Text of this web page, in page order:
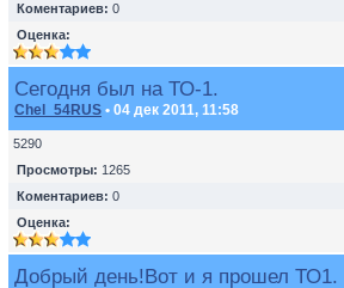
Коментариев: 0
Оценка:
Сегодня был на ТО-1.
Chel_54RUS • 04 дек 2011, 11:58
5290
Просмотры: 1265
Коментариев: 0
Оценка:
Добрый день!Вот и я прошел ТО1.